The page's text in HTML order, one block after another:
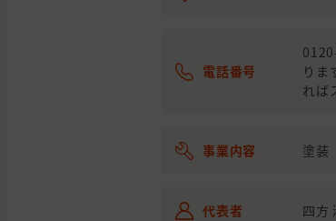
電話番号
りま
れば
事業内容 塗装
代表者 四方